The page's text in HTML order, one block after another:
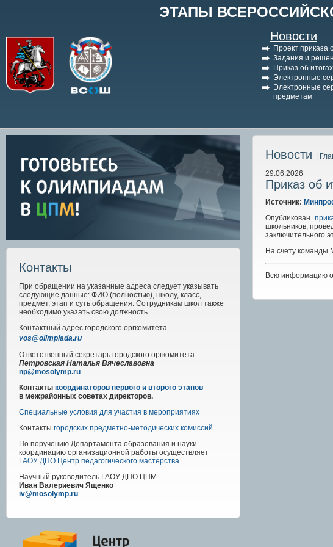
ЭТАПЫ
Новости
Проект приказа
Задания и
Приказ об
Электронные
Электронные
предметам
Контакты
При обращении на указанные адреса следует указывать
следующие данные: ФИО (полностью), школу, класс,
предмет, этап и суть обращения. Сотрудникам школ также
необходимо указать свою должность.
Контактный адрес городского оргкомитета
vos@olimpiada.ru
Ответственный секретарь городского оргкомитета
Петровская Наталья Вячеславовна
np@mosolymp.ru
Контакты координаторов первого и второго этапов
в межрайонных советах директоров.
Специальные условия для участия в мероприятиях
Контакты городских предметно-методических комиссий.
По поручению Департамента образования и науки
координацию организационной работы осуществляет
ГАОУ ДПО Центр педагогического мастерства.
Научный руководитель ГАОУ ДПО ЦПМ
Иван Валериевич Ященко
iv@mosolymp.ru
Новости
|
29.06.2026
Приказ об
Источник:
Опубликован
школьников,
заключительного
На счету команды
Всю информацию